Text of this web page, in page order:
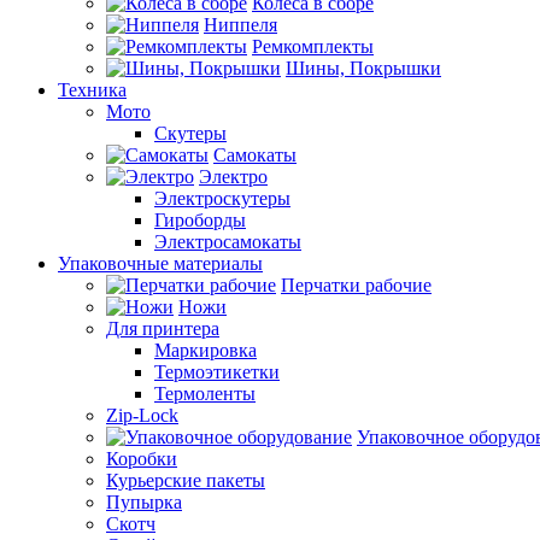
Ниппеля
Ремкомплекты
Шины, Покрышки
Техника
Мото
Скутеры
Самокаты
Электро
Электроскутеры
Гироборды
Электросамокаты
Упаковочные материалы
Перчатки рабочие
Ножи
Для принтера
Маркировка
Термоэтикетки
Термоленты
Zip-Lock
Упаковочное
Коробки
Курьерские пакеты
Пупырка
Скотч